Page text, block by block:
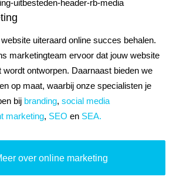
uiteraard online succes behalen.
marketingteam ervoor dat jouw website
ontworpen. Daarnaast bieden we
op maat, waarbij onze specialisten je
bij branding, social media
marketing, SEO en SEA.
over online marketing